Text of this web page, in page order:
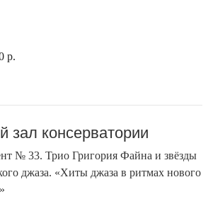
р.
зал консерватории
№ 33. Трио Григория Файна и звёзды
джаза. «Хиты джаза в ритмах нового